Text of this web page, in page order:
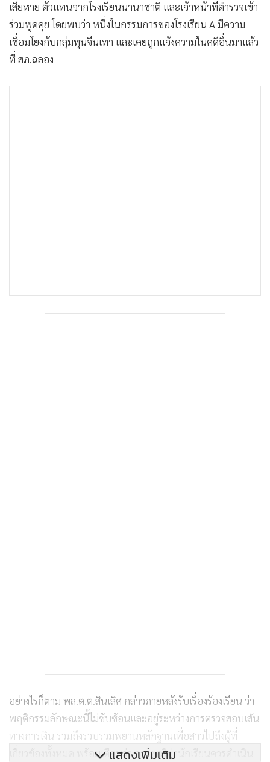
• News1
Gotomanager
เสียหาย ตัวแทนจากโรงเรียนนานาชาติ และเจ้าหน้าที่ตำรวจเข้า
ร่วมพูดคุย โดยพบว่า หนึ่งในกรรมการของโรงเรียน A มีความ
เชื่อมโยงกับกลุ่มทุนจีนเทา และเคยถูกแจ้งความในคดีอื่นมาแล้ว
ที่ สภ.ฉลอง
อย่างไรก็ตาม พล.ต.ต.สินเลิศ กล่าวภายหลังรับเรื่องร้องเรียน ว่า
พฤติกรรมลักษณะนี้ไม่ซับซ้อนและอยู่ระหว่างการตรวจสอบเส้น
ทางการเงิน รวมถึงรวบรวมพยานหลักฐานเพื่อสาวไปถึงผู้ที่
เกี่ยวข้องทั้งหมด พร้อมเตือนว่า การขอวีซ่านักเรียนควรดำเนิน
แสดงเพิ่มเติม